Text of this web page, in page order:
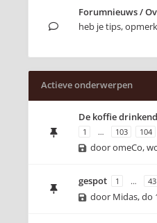
Forumnieuws /
heb je tips,
Actieve onderwerpen
De koffie
1 … 103 104
dooromeCo,
gespot 1 …
door Midas,do